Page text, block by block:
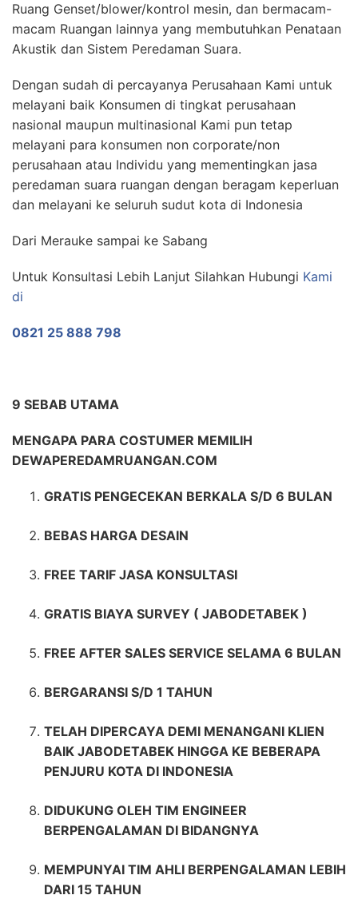
Ruang Genset/blower/kontrol mesin, dan bermacam-
macam Ruangan lainnya yang membutuhkan Penataan
Akustik dan Sistem Peredaman Suara.
Dengan sudah di percayanya Perusahaan Kami untuk
melayani baik Konsumen di tingkat perusahaan
nasional maupun multinasional Kami pun tetap
melayani para konsumen non corporate/non
perusahaan atau Individu yang mementingkan jasa
peredaman suara ruangan dengan beragam keperluan
dan melayani ke seluruh sudut kota di Indonesia
Dari Merauke sampai ke Sabang
Untuk Konsultasi Lebih Lanjut Silahkan Hubungi Kami
di
0821 25 888 798
9 SEBAB UTAMA
MENGAPA PARA COSTUMER MEMILIH
DEWAPEREDAMRUANGAN.COM
GRATIS PENGECEKAN BERKALA S/D 6 BULAN
BEBAS HARGA DESAIN
FREE TARIF JASA KONSULTASI
GRATIS BIAYA SURVEY ( JABODETABEK )
FREE AFTER SALES SERVICE SELAMA 6 BULAN
BERGARANSI S/D 1 TAHUN
TELAH DIPERCAYA DEMI MENANGANI KLIEN
BAIK JABODETABEK HINGGA KE BEBERAPA
PENJURU KOTA DI INDONESIA
DIDUKUNG OLEH TIM ENGINEER
BERPENGALAMAN DI BIDANGNYA
MEMPUNYAI TIM AHLI BERPENGALAMAN LEBIH
DARI 15 TAHUN